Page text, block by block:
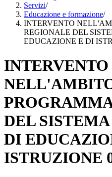
Servizi/
Educazione e formazione/
INTERVENTO
REGIONALE DEL
EDUCAZIONE E DI
INTERVENTO
DEL
DI
ISTRUZIONE